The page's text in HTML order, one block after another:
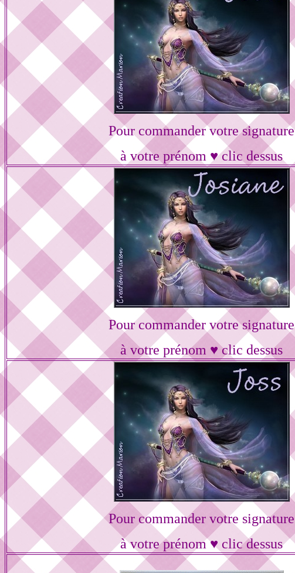
Pour commander votre signature
à votre prénom ♥ clic dessus
Pour commander votre signature
à votre prénom ♥ clic dessus
Pour commander votre signature
à votre prénom ♥ clic dessus